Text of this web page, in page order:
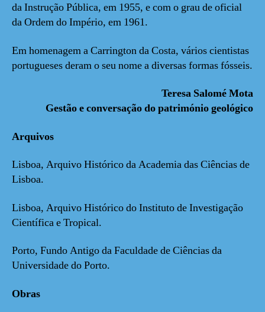
da Instrução Pública, em 1955, e com o grau de oficial
da Ordem do Império, em 1961.
Em homenagem a Carrington da Costa, vários cientistas
portugueses deram o seu nome a diversas formas fósseis.
Teresa Salomé Mota
Gestão e conversação do património geológico
Arquivos
Lisboa, Arquivo Histórico da Academia das Ciências de
Lisboa.
Lisboa, Arquivo Histórico do Instituto de Investigação
Científica e Tropical.
Porto, Fundo Antigo da Faculdade de Ciências da
Universidade do Porto.
Obras